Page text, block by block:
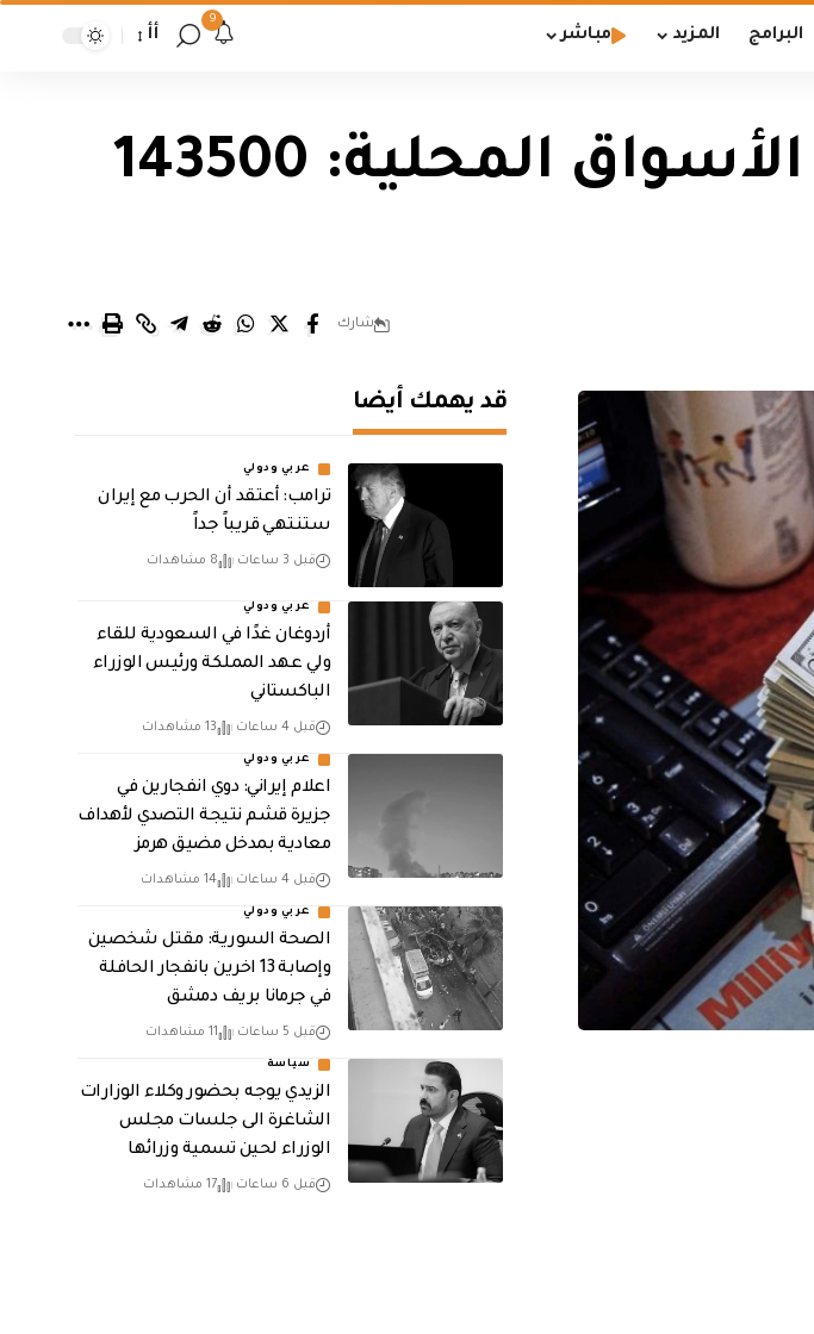
البرامج المزيد مباشر
9
أأ
استقرار أسعار الصرف في الأسواق المحلية: 143500
شارك
قد يهمك أيضا
عربي ودولي
‏ترامب: أعتقد أن الحرب مع إيران
ستنتهي قريباً جداً
قبل 3 ساعات 8 مشاهدات
عربي ودولي
أردوغان غدًا في السعودية للقاء
ولي عهد المملكة ورئيس الوزراء
الباكستاني
قبل 4 ساعات 13 مشاهدات
عربي ودولي
اعلام إيراني: دوي انفجارين في
جزيرة قشم نتيجة التصدي لأهداف
معادية بمدخل مضيق هرمز
قبل 4 ساعات 14 مشاهدات
عربي ودولي
الصحة السورية: مقتل شخصين
وإصابة 13 اخرين بانفجار الحافلة
في جرمانا بريف دمشق
قبل 5 ساعات 11 مشاهدات
سياسة
الزيدي يوجه بحضور وكلاء الوزارات
الشاغرة الى جلسات مجلس
الوزراء لحين تسمية وزرائها
قبل 6 ساعات 17 مشاهدات